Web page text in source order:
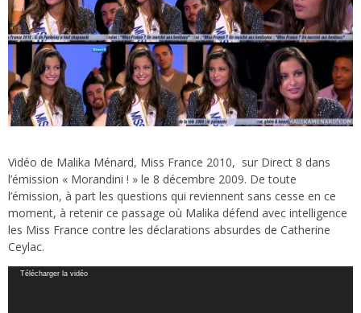
Vidéo de Malika Ménard, Miss France 2010, sur Direct 8 dans
l’émission « Morandini ! » le 8 décembre 2009. De toute
l’émission, à part les questions qui reviennent sans cesse en ce
moment, à retenir ce passage où Malika défend avec intelligence
les Miss France contre les déclarations absurdes de Catherine
Ceylac.
Lecteur
Télécharger la vidéo